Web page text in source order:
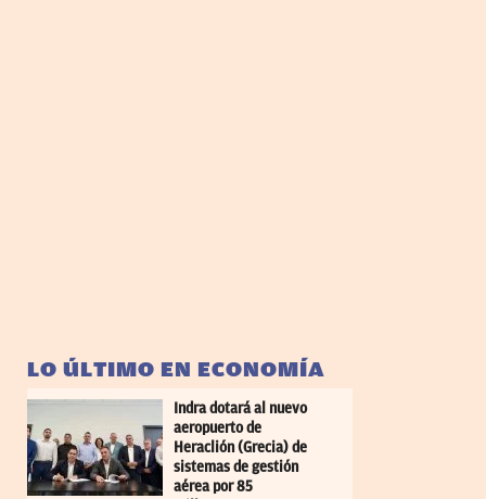
LO ÚLTIMO EN ECONOMÍA
Indra dotará al nuevo
aeropuerto de
Heraclión (Grecia) de
sistemas de gestión
aérea por 85